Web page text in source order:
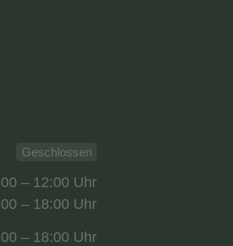
Geschlossen
– 12:00 Uhr
– 18:00 Uhr
– 18:00 Uhr